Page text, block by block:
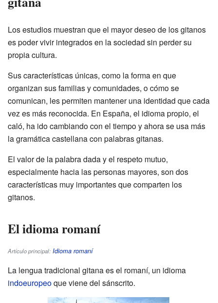
Los estudios muestran que el mayor deseo de los gitanos
es poder vivir integrados en la sociedad sin perder su
propia cultura.
Sus características únicas, como la forma en que
organizan sus familias y comunidades, o cómo se
comunican, les permiten mantener una identidad que cada
vez es más reconocida. En España, el idioma propio, el
caló, ha ido cambiando con el tiempo y ahora se usa más
la gramática castellana con palabras gitanas.
El valor de la palabra dada y el respeto mutuo,
especialmente hacia las personas mayores, son dos
características muy importantes que comparten los
gitanos.
El idioma romaní
Artículo principal: Idioma romaní
La lengua tradicional gitana es el romaní, un idioma
indoeuropeoque viene del sánscrito.